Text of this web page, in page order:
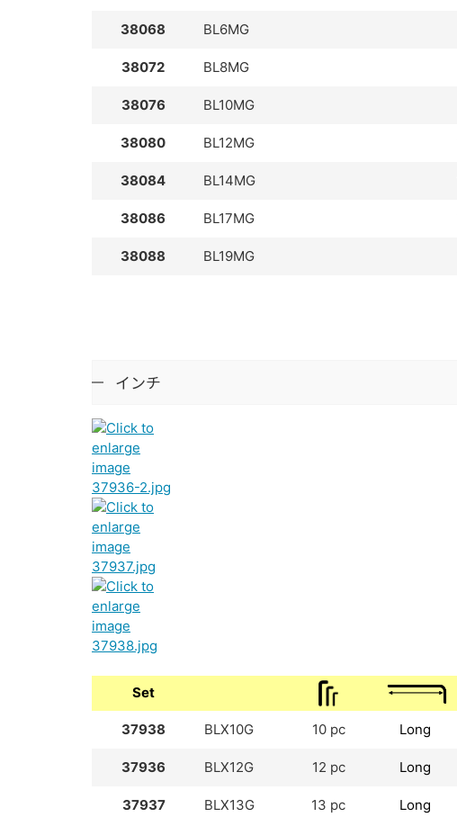
38068 BL6MG
38072 BL8MG
38076 BL10MG
38080 BL12MG
38084 BL14MG
38086 BL17MG
38088 BL19MG
インチ
Set
37938 BLX10G 10 pc Long
37936 BLX12G 12 pc Long
37937 BLX13G 13 pc Long